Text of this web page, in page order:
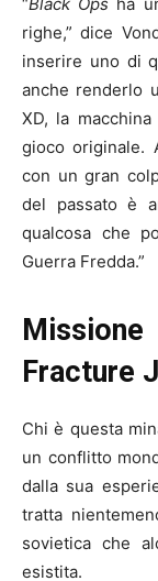
righe,” dice
inserire uno di
anche renderlo
XD, la
gioco originale.
con un gran
del passato è
qualcosa che
Guerra Fredda.”
Fracture
Chi è questa
un conflitto
dalla sua
tratta
sovietica che
esistita.